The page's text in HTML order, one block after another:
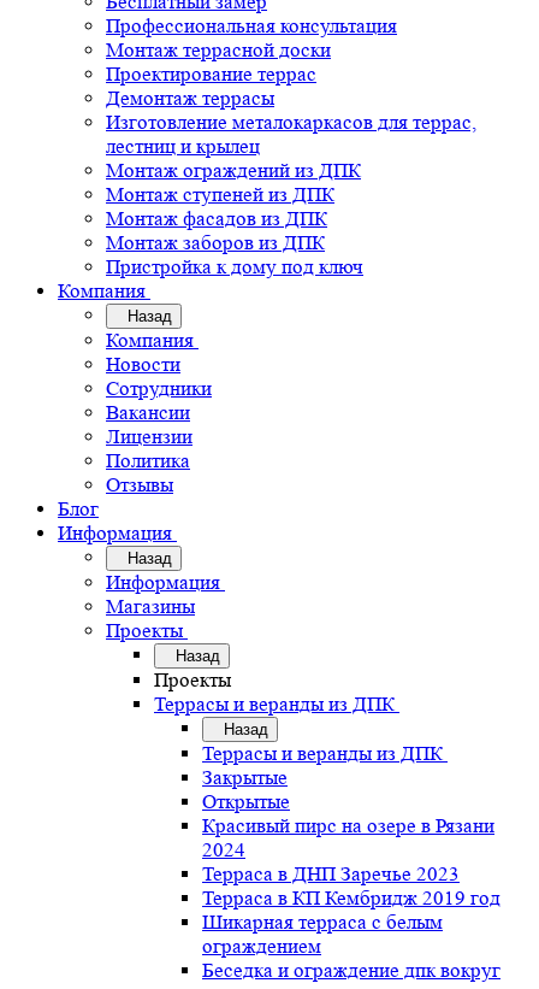
Профессиональная консультация
Монтаж террасной доски
Проектирование террас
Демонтаж террасы
Изготовление металокаркасов для террас,
лестниц и крылец
Монтаж ограждений из ДПК
Монтаж ступеней из ДПК
Монтаж фасадов из ДПК
Монтаж заборов из ДПК
Пристройка к дому под ключ
Компания
Назад
Компания
Новости
Сотрудники
Вакансии
Лицензии
Политика
Отзывы
Блог
Информация
Назад
Информация
Магазины
Проекты
Назад
Проекты
Террасы и веранды из ДПК
Назад
Террасы и веранды из ДПК
Закрытые
Открытые
Красивый пирс на озере в Рязани
2024
Терраса в ДНП Заречье 2023
Терраса в КП Кембридж 2019 год
Шикарная терраса с белым
ограждением
Беседка и ограждение дпк вокруг